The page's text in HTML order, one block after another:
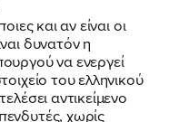
και αν είναι οι
δυνατόν η
να ενεργεί
του ελληνικού
αντικείμενο
χωρίς